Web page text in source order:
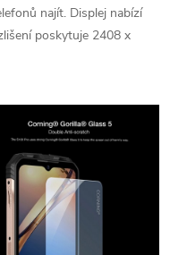
najít. Displej nabízí
poskytuje 2408 x